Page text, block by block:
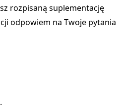
rozpisaną suplementację
odpowiem na Twoje pytania